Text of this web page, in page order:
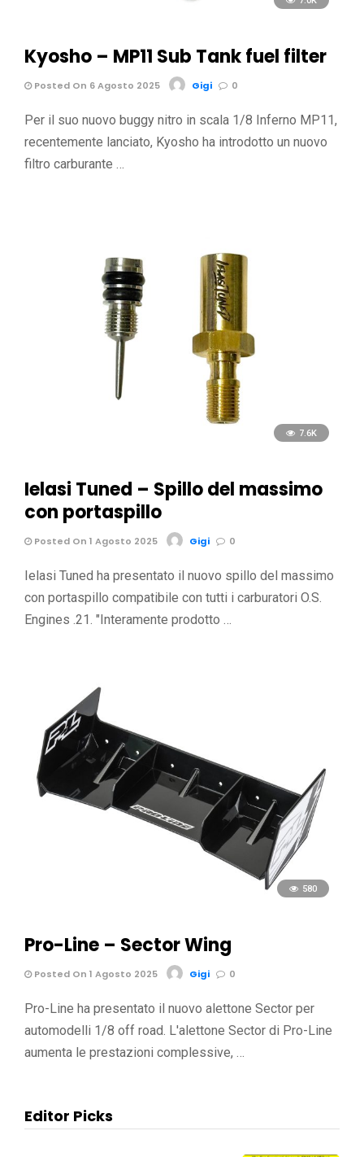
Kyosho – MP11 Sub Tank fuel filter
Posted On 6 Agosto 2025 Gigi 0
Per il suo nuovo buggy nitro in scala 1/8 Inferno MP11,
recentemente lanciato, Kyosho ha introdotto un nuovo
filtro carburante …
7.6K
Ielasi Tuned – Spillo del massimo
con portaspillo
Posted On 1 Agosto 2025 Gigi 0
Ielasi Tuned ha presentato il nuovo spillo del massimo
con portaspillo compatibile con tutti i carburatori O.S.
Engines .21. "Interamente prodotto …
580
Pro-Line – Sector Wing
Posted On 1 Agosto 2025 Gigi 0
Pro-Line ha presentato il nuovo alettone Sector per
automodelli 1/8 off road. L'alettone Sector di Pro-Line
aumenta le prestazioni complessive, …
Editor Picks